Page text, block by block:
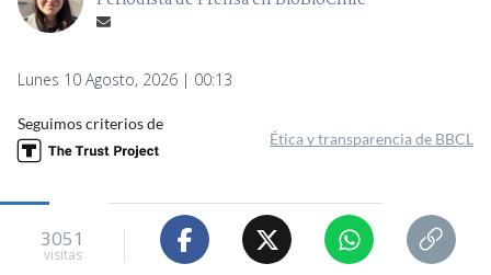
Lunes 10 Agosto, 2026 | 00:13
Seguimos criterios de
Ética y transparencia de BBCL
3051
visitas